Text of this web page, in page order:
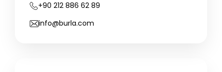
+90 212 886 62 89
info@burla.com